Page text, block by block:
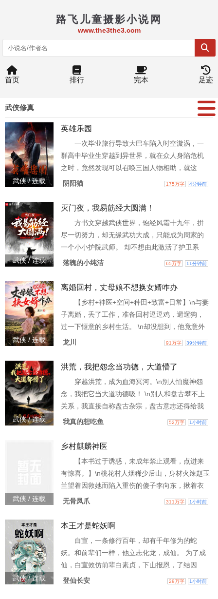
路飞儿童摄影小说网
www.the3the3.com
首页 排行 完本 足迹
武侠修真
武侠 / 连载
英雄乐园
一次毕业旅行导致大巴车陷入时空漩涡，一
群高中毕业生穿越到异世界，就在众人身陷危机
之时，竟然发现可以召唤三国人物相助，就这
样，众人有了在这个世界立身的资本。 \n可他们
阴阳猫 175万字 4分钟前
武侠 / 连载
灭门夜，我易筋经大圆满！
方书文穿越武侠世界，饱经风霜十九年，拼
尽一切努力，却无缘武功大成，只能成为周家的
一个小小护院武师。 却不想由此激活了护卫系
统。只要完成护卫任务，便可以获得各种各样的
卫任务奖励：天意四象决大圆满！ 】【护卫任务
斩妖人，平四面之乱，定八方之局。 沧桑百年，
已然立于江湖之巅的方书文回顾半生，不免挠
头：“这剧本不对啊，
落魄的小纯洁 65万字 11分钟前
武侠 / 连载
离婚回村，丈母娘不想换女婿咋办
【乡村+神医+空间+种田+致富+日常】\n与妻
子离婚，丢了工作，准备回村逗逗鸡，遛遛狗，
过一下惬意的乡村生活。 \n却没想到，他竟意外
获得大帝传承。\n回到村里的第二天，前妻的妹妹
龙川 91万字 39分钟前
武侠 / 连载
洪荒，我把怨念当功德，大道懵了
穿越洪荒，成为血海冥河。\n别人怕魔神怨
念，我把它当大道功德吸！ \n别人和盘古攀不上
关系，我直接自称盘古杂宗，盘古意志还得给我
送机缘！ \n鸿钧送我诸天庆云，盘古意志又喂我
岛，统御亿万血神子！冥河：盘古杂宗冥河，谢
你！\n大道：这真不是大道功德，求你别乱说了！
\n鸿钧：道友以身扛洪荒罪孽，鸿钧自愧不如
我真的想吃鱼 52万字 1小时前
武侠 / 连载
乡村麒麟神医
【本书过于诱惑，未成年禁止观看，点进来
有惊喜。】\n桃花村人烟稀少后山，身材火辣赵玉
兰望着因救她而陷入重伤的傻子李向东，揪着衣
角眼泪汪汪：“向东，你对嫂子的恩情，嫂子此生
遗腹子吧，保留你家香火......”
无骨凤爪 311万字 1小时前
武侠 / 连载
本王才是蛇妖啊
白宣，一条修行百年，却有千年修为的蛇
妖。和前辈们一样，他立志化龙，成仙。 为了成
仙，白宣效仿前辈白素贞，下山报恩，了结因
果。初时，想着给恩人财富便能了结因果，可谁
登仙长安 29万字 1小时前